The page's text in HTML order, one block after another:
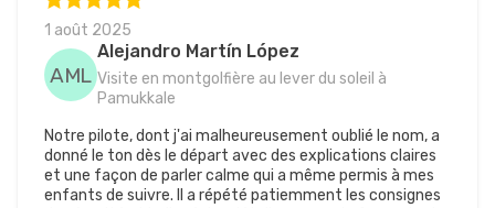
1 août 2025
AML
Alejandro Martín López
Visite en montgolfière au lever du soleil à
Pamukkale
Notre pilote, dont j'ai malheureusement oublié le nom, a
donné le ton dès le départ avec des explications claires
et une façon de parler calme qui a même permis à mes
enfants de suivre. Il a répété patiemment les consignes